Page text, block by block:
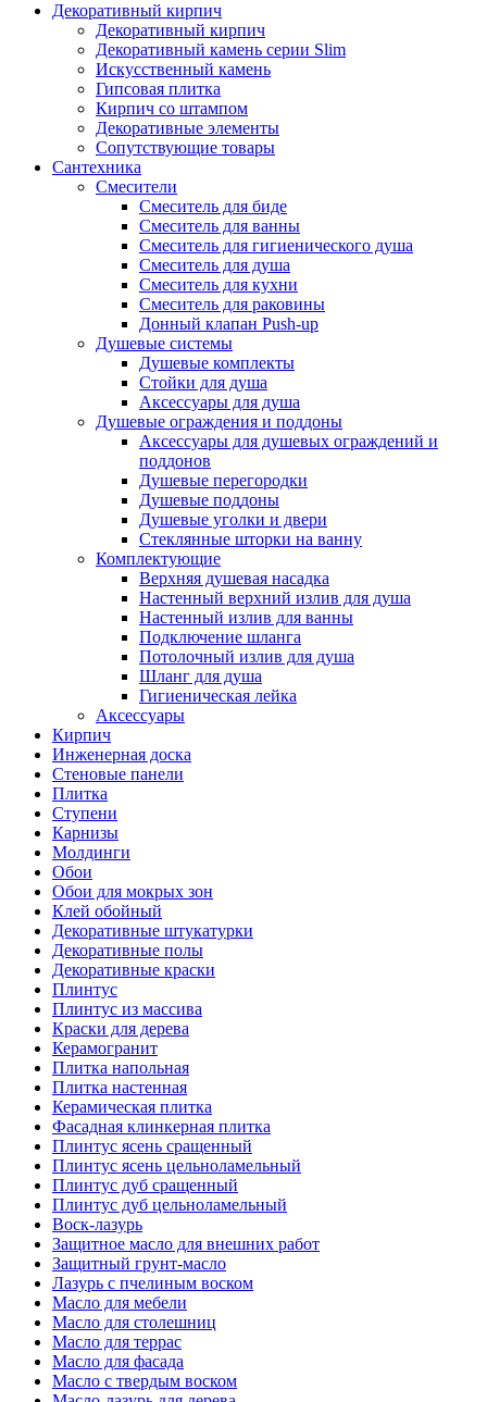
Декоративный кирпич
Декоративный кирпич
Декоративный камень серии Slim
Искусственный камень
Гипсовая плитка
Кирпич со штампом
Декоративные элементы
Сопутствующие товары
Сантехника
Смесители
Смеситель для биде
Смеситель для ванны
Смеситель для гигиенического душа
Смеситель для душа
Смеситель для кухни
Смеситель для раковины
Донный клапан Push-up
Душевые системы
Душевые комплекты
Стойки для душа
Аксессуары для душа
Душевые ограждения и поддоны
Аксессуары для душевых ограждений и
поддонов
Душевые перегородки
Душевые поддоны
Душевые уголки и двери
Стеклянные шторки на ванну
Комплектующие
Верхняя душевая насадка
Настенный верхний излив для душа
Настенный излив для ванны
Подключение шланга
Потолочный излив для душа
Шланг для душа
Гигиеническая лейка
Аксессуары
Кирпич
Инженерная доска
Стеновые панели
Плитка
Ступени
Карнизы
Молдинги
Обои
Обои для мокрых зон
Клей обойный
Декоративные штукатурки
Декоративные полы
Декоративные краски
Плинтус
Плинтус из массива
Краски для дерева
Керамогранит
Плитка напольная
Плитка настенная
Керамическая плитка
Фасадная клинкерная плитка
Плинтус ясень сращенный
Плинтус ясень цельноламельный
Плинтус дуб сращенный
Плинтус дуб цельноламельный
Воск-лазурь
Защитное масло для внешних работ
Защитный грунт-масло
Лазурь с пчелиным воском
Масло для мебели
Масло для столешниц
Масло для террас
Масло для фасада
Масло с твердым воском